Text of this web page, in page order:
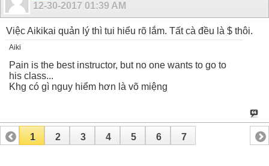
12-30-2017 01:39 AM
Việc Aikikai quản lý thì tui hiểu rõ lắm. Tất cà đều là $ thôi.
Aiki
Pain is the best instructor, but no one wants to go to
his class...
Khg có gì nguy hiểm hơn là võ miệng
1 2 3 4 5 6 7